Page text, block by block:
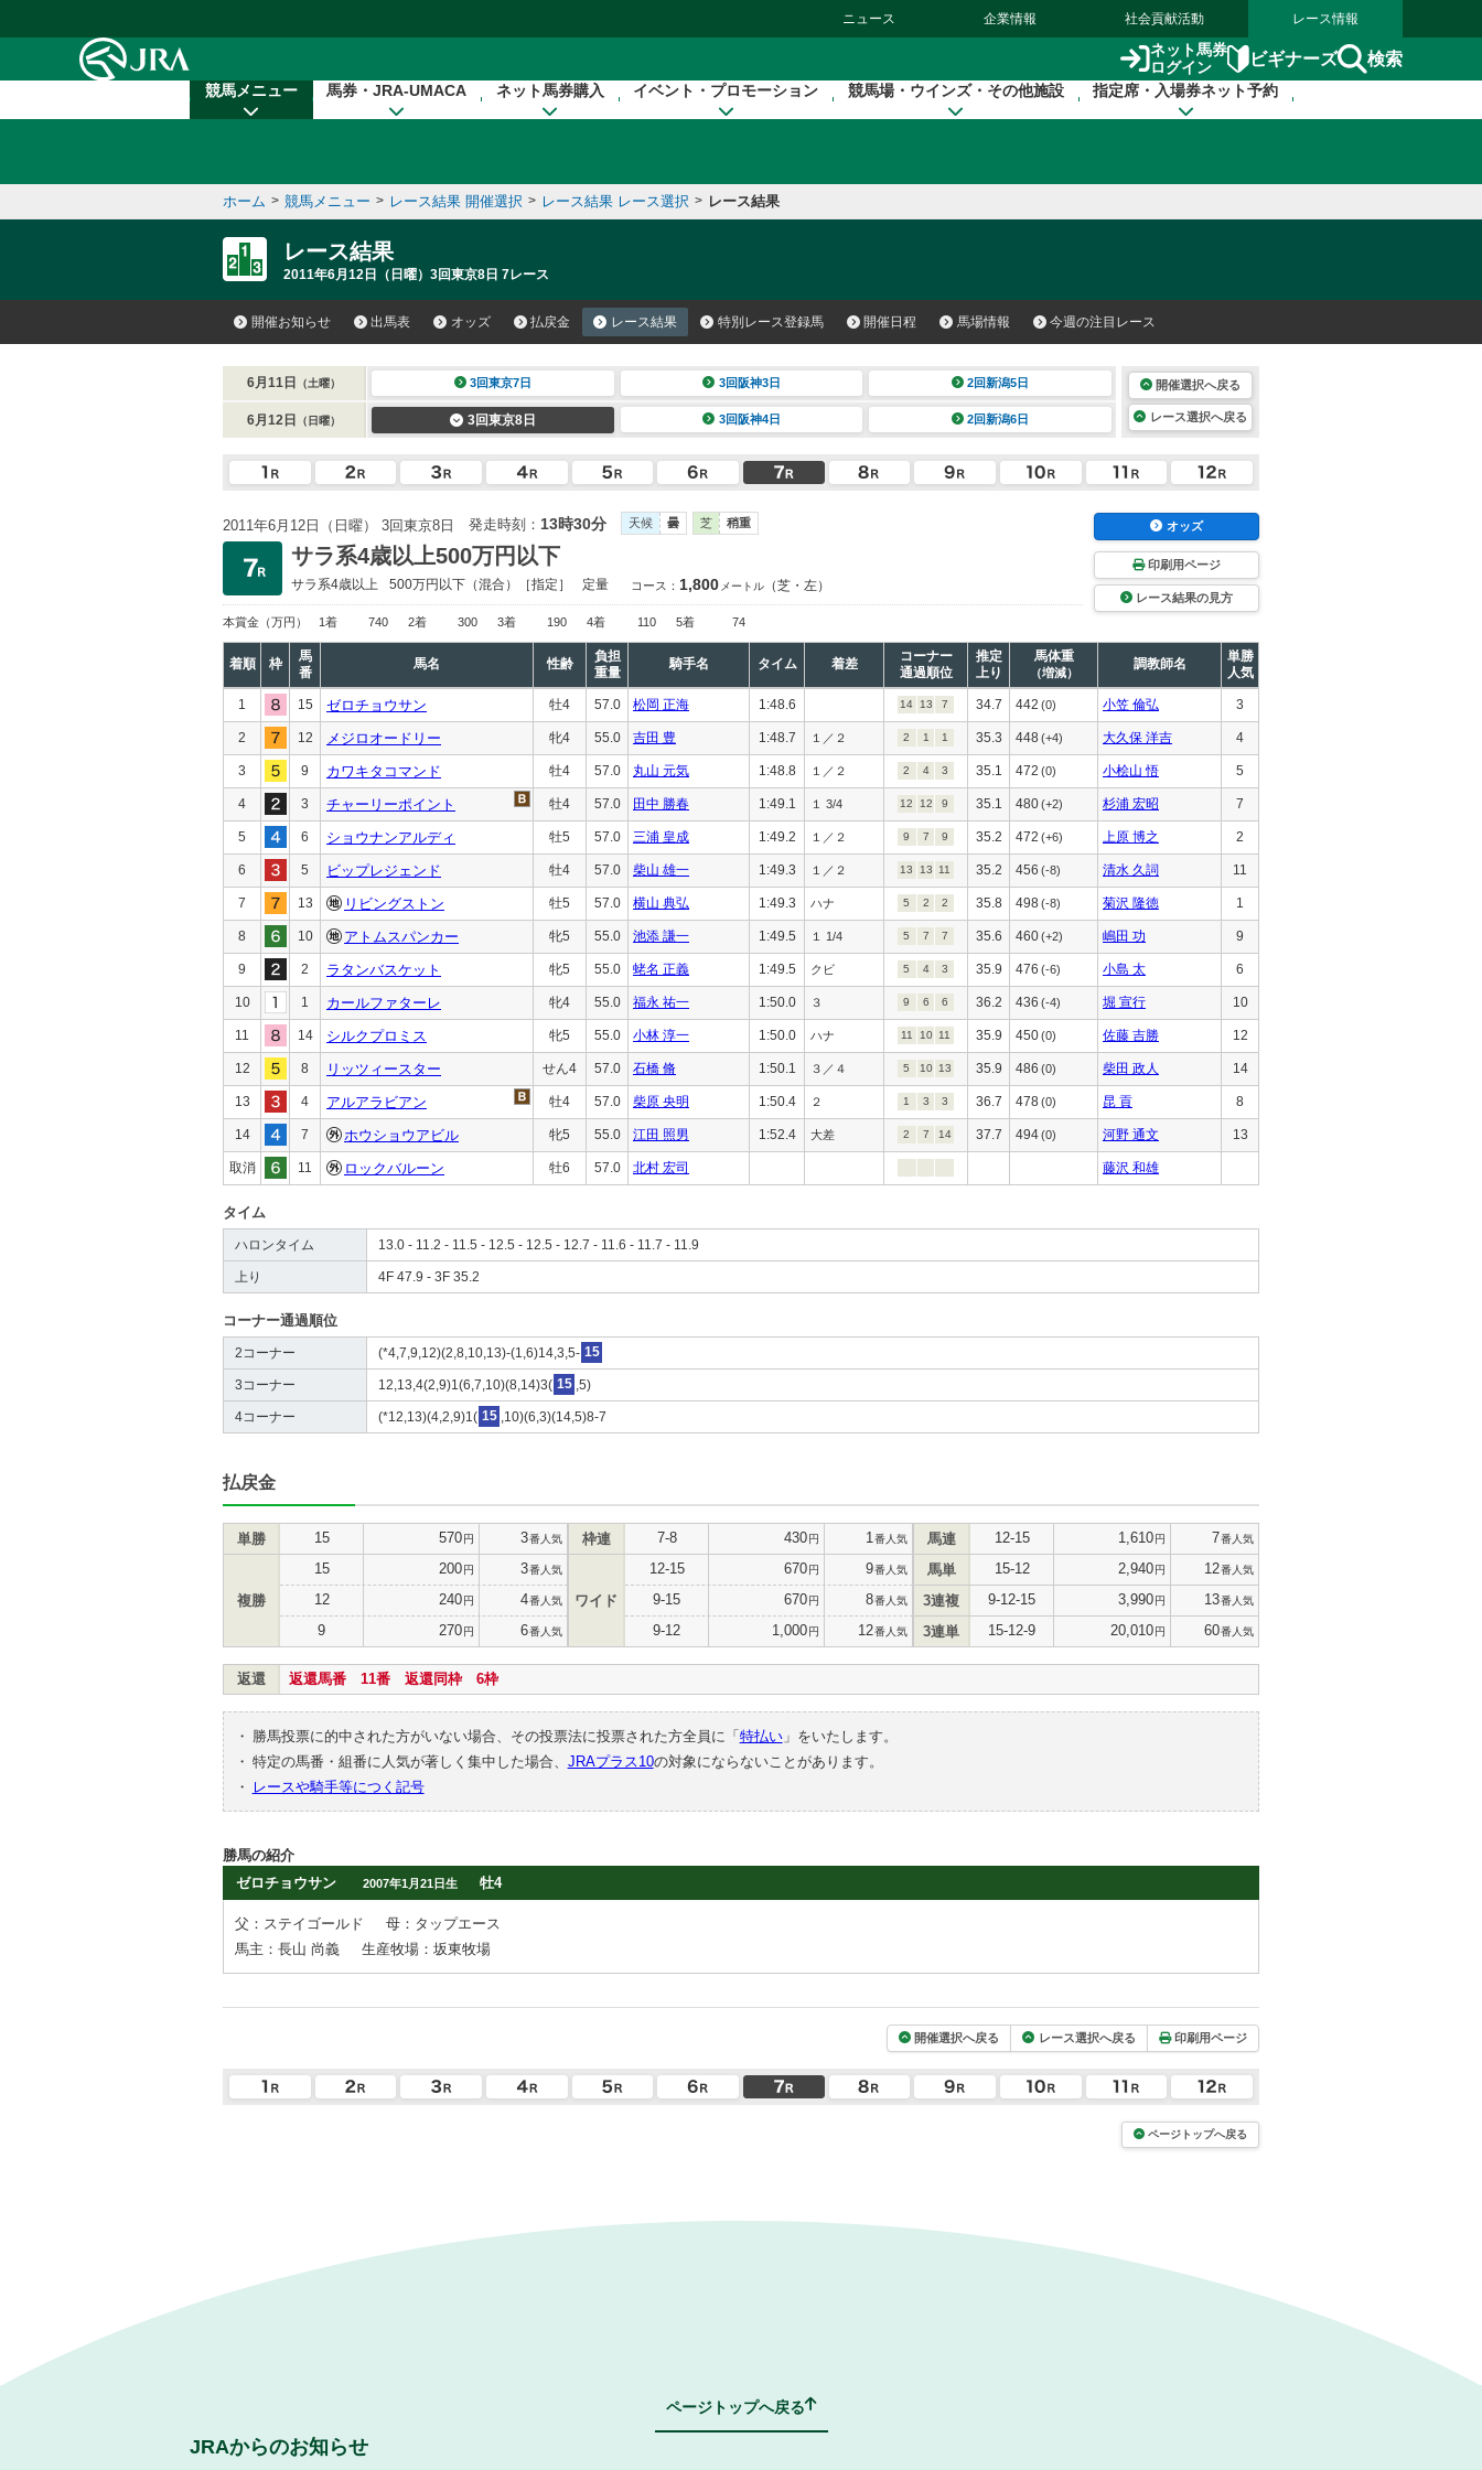
ニュース 企業情報 社会貢献活動 レース情報
ネット馬券
ログイン
ビギナーズ 検索
競馬メニュー 馬券・JRA-UMACA ネット馬券購入 イベント・プロモーション 競馬場・ウインズ・その他施設 指定席・入場券ネット予約
ホーム > 競馬メニュー > レース結果 開催選択 > レース結果 レース選択 > レース結果
レース結果
2011年6月12日（日曜）3回東京8日 7レース
開催お知らせ 出馬表 オッズ 払戻金 レース結果 特別レース登録馬 開催日程 馬場情報 今週の注目レース
6月11日 （土曜） 3回東京7日 3回阪神3日 2回新潟5日
6月12日 （日曜） 3回東京8日 3回阪神4日 2回新潟6日
開催選択へ戻る
レース選択へ戻る
2011年6月12日（日曜） 3回東京8日 発走時刻： 13時30分 天候 曇 芝 稍重
サラ系4歳以上500万円以下
サラ系4歳以上 500万円以下 （混合）［指定］ 定量 コース： 1,800 メートル （芝・左）
本賞金 （万円） 1着 740 2着 300 3着 190 4着 110 5着 74
オッズ
印刷用ページ
レース結果の見方
着順 枠
馬
番
馬名 性齢
負担
重量
騎手名 タイム 着差
コーナー
通過順位
推定
上り
馬体重
（増減）
調教師名
単勝
人気
1 15 ゼロチョウサン 牡4 57.0 松岡 正海 1:48.6 14 13 7 34.7 442 (0) 小笠 倫弘 3
2 12 メジロオードリー 牝4 55.0 吉田 豊 1:48.7 １／２ 2 1 1 35.3 448 (+4) 大久保 洋吉 4
3 9 カワキタコマンド 牡4 57.0 丸山 元気 1:48.8 １／２ 2 4 3 35.1 472 (0) 小桧山 悟 5
4 3 チャーリーポイント 牡4 57.0 田中 勝春 1:49.1 １ 3/4 12 12 9 35.1 480(+2) 杉浦 宏昭 7
5 6 ショウナンアルディ 牡5 57.0 三浦 皇成 1:49.2 １／２ 9 7 9 35.2 472 (+6) 上原 博之 2
6 5 ビップレジェンド 牡4 57.0 柴山 雄一 1:49.3 １／２ 13 13 11 35.2 456 (-8) 清水 久詞 11
7 13 リビングストン 牡5 57.0 横山 典弘 1:49.3 ハナ 5 2 2 35.8 498(-8) 菊沢 隆徳 1
8 10 アトムスパンカー 牝5 55.0 池添 謙一 1:49.5 １ 1/4 5 7 7 35.6 460(+2) 嶋田 功 9
9 2 ラタンバスケット 牝5 55.0 蛯名 正義 1:49.5 クビ 5 4 3 35.9 476 (-6) 小島 太 6
10 1 カールファターレ 牝4 55.0 福永 祐一 1:50.0 ３ 9 6 6 36.2 436 (-4) 堀 宣行 10
11 14 シルクプロミス 牝5 55.0 小林 淳一 1:50.0 ハナ 11 10 11 35.9 450(0) 佐藤 吉勝 12
12 8 リッツィースター せん4 57.0 石橋 脩 1:50.1 ３／４ 5 10 13 35.9 486 (0) 柴田 政人 14
13 4 アルアラビアン 牡4 57.0 柴原 央明 1:50.4 ２ 1 3 3 36.7 478(0) 昆 貢 8
14 7 ホウショウアビル 牝5 55.0 江田 照男 1:52.4 大差 2 7 14 37.7 494(0) 河野 通文 13
取消 11 ロックバルーン 牡6 57.0 北村 宏司 藤沢 和雄
タイム
ハロンタイム 13.0 - 11.2 - 11.5 - 12.5 - 12.5 - 12.7 - 11.6 - 11.7 - 11.9
上り 4F 47.9 - 3F 35.2
コーナー通過順位
2コーナー (*4,7,9,12)(2,8,10,13)-(1,6)14,3,5- 15
3コーナー 12,13,4(2,9)1(6,7,10)(8,14)3( 15 ,5)
4コーナー (*12,13)(4,2,9)1( 15 ,10)(6,3)(14,5)8-7
払戻金
単勝 15 570円 3番人気
複勝
15 200円 3番人気
12 240円 4番人気
9 270円 6番人気
枠連 7-8 430円 1 番人気
ワイド
12-15 670円 9番人気
9-15 670円 8番人気
9-12 1,000円 12番人気
馬連 12-15 1,610円 7番人気
馬単 15-12 2,940円 12番人気
3連複 9-12-15 3,990円 13番人気
3連単 15-12-9 20,010円 60番人気
返還 返還馬番 11番 返還同枠 6枠
・ 勝馬投票に的中された方がいない場合、その投票法に投票された方全員に「 特払い」をいたします。
・ 特定の馬番・組番に人気が著しく集中した場合、 JRAプラス10の対象にならないことがあります。
・
レースや騎手等につく記号
勝馬の紹介
ゼロチョウサン
2007年1月21日生 牡4
父：ステイゴールド
母：タップエース
馬主：長山 尚義
生産牧場：坂東牧場
開催選択へ戻る レース選択へ戻る 印刷用ページ
ページトップへ戻る
ページトップへ戻る
JRAからのお知らせ